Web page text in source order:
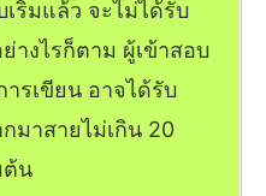
ริ่มแล้ว จะไม่ได้รับ
างไรก็ตาม ผู้เข้าสอบ
รเขียน อาจได้รับ
มาสายไม่เกิน 20
ต้น